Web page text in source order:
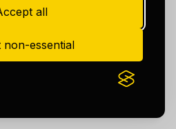
all
non-essential